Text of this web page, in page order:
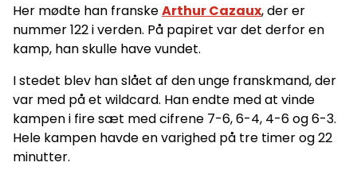
Her mødte han franskeArthur Cazaux, der er
nummer 122 i verden. På papiret var det derfor en
kamp, han skulle have vundet.
I stedet blev han slået af den unge franskmand, der
var med på et wildcard. Han endte med at vinde
kampen i fire sæt med cifrene 7-6, 6-4, 4-6 og 6-3.
Hele kampen havde en varighed på tre timer og 22
minutter.